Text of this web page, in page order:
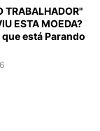
TRABALHADOR"
ESTA MOEDA?
está Parando